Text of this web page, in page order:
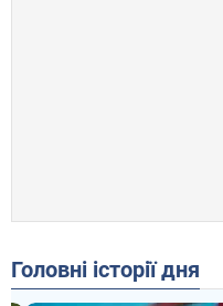
Головні історії дня